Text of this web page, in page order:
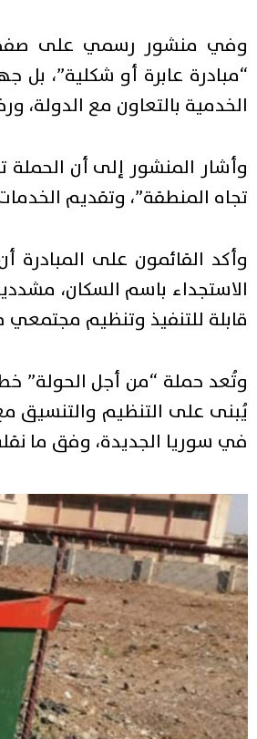
وفي منشور رسمي على صفحة
“مبادرة عابرة أو شكلية”،
الخدمية بالتعاون مع الدولة،
وأشار المنشور إلى أن
تجاه المنطقة”، وتقديم
وأكد القائمون على المبادرة
الاستجداء باسم السكان،
قابلة للتنفيذ وتنظيم مجتمعي
وتُعد حملة “من أجل الحولة”
يُبنى على التنظيم والتنسيق
في سوريا الجديدة، وفق ما